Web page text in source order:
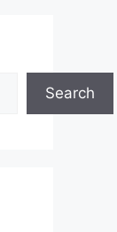
Search